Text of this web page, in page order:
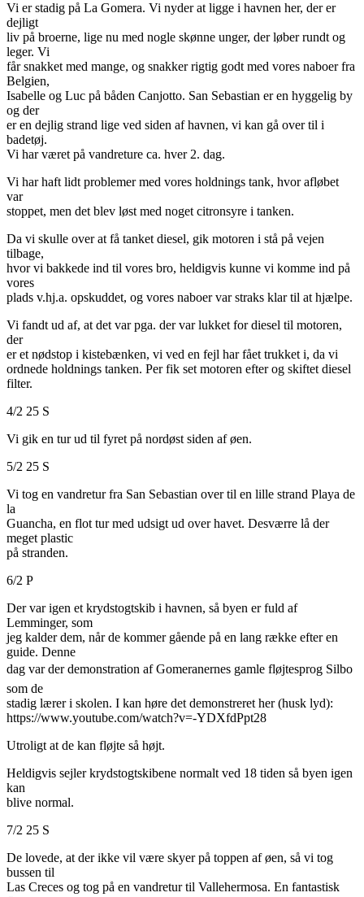
Vi er stadig på La Gomera. Vi nyder at ligge i havnen her, der er
dejligt
liv på broerne, lige nu med nogle skønne unger, der løber rundt og
leger. Vi
får snakket med mange, og snakker rigtig godt med vores naboer fra
Belgien,
Isabelle og Luc på båden Canjotto. San Sebastian er en hyggelig by
og der
er en dejlig strand lige ved siden af havnen, vi kan gå over til i
badetøj.
Vi har været på vandreture ca. hver 2. dag.
Vi har haft lidt problemer med vores holdnings tank, hvor afløbet
var
stoppet, men det blev løst med noget citronsyre i tanken.
Da vi skulle over at få tanket diesel, gik motoren i stå på vejen
tilbage,
hvor vi bakkede ind til vores bro, heldigvis kunne vi komme ind på
vores
plads v.hj.a. opskuddet, og vores naboer var straks klar til at hjælpe.
Vi fandt ud af, at det var pga. der var lukket for diesel til motoren,
der
er et nødstop i kistebænken, vi ved en fejl har fået trukket i, da vi
ordnede holdnings tanken. Per fik set motoren efter og skiftet diesel
filter.
4/2 25 S
Vi gik en tur ud til fyret på nordøst siden af øen.
5/2 25 S
Vi tog en vandretur fra San Sebastian over til en lille strand Playa de
la
Guancha, en flot tur med udsigt ud over havet. Desværre lå der
meget plastic
på stranden.
6/2 P
Der var igen et krydstogtskib i havnen, så byen er fuld af
Lemminger, som
jeg kalder dem, når de kommer gående på en lang række efter en
guide. Denne
dag var der demonstration af Gomeranernes gamle fløjtesprog Silbo
som de
stadig lærer i skolen. I kan høre det demonstreret her (husk lyd):
https://www.youtube.com/watch?v=-YDXfdPpt28
Utroligt at de kan fløjte så højt.
Heldigvis sejler krydstogtskibene normalt ved 18 tiden så byen igen
kan
blive normal.
7/2 25 S
De lovede, at der ikke vil være skyer på toppen af øen, så vi tog
bussen til
Las Creces og tog på en vandretur til Vallehermosa. En fantastisk